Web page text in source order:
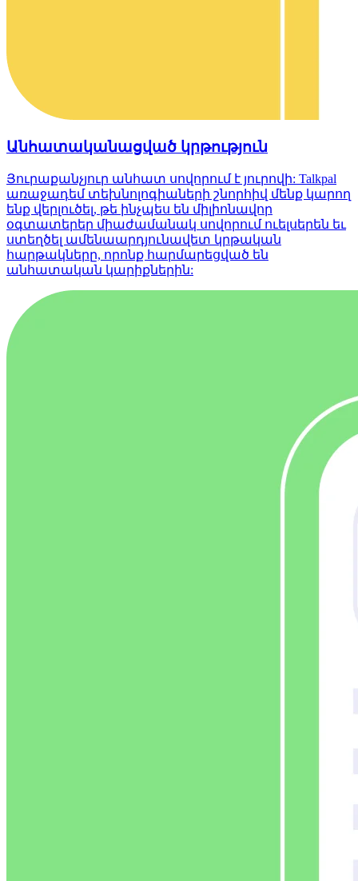
Անհատականացված կրթություն
Յուրաքանչյուր անհատ սովորում է յուրովի: Talkpal
առաջադեմ տեխնոլոգիաների շնորհիվ մենք կարող
ենք վերլուծել, թե ինչպես են միլիոնավոր
օգտատերեր միաժամանակ սովորում ուելսերեն եւ
ստեղծել ամենաարդյունավետ կրթական
հարթակները, որոնք հարմարեցված են
անհատական կարիքներին: